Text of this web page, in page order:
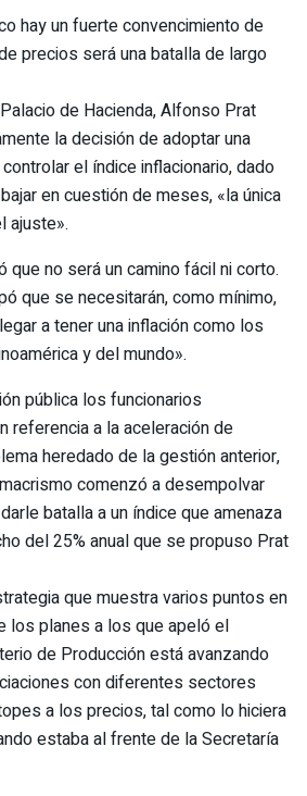
hay un fuerte convencimiento de
precios será una batalla de largo
de Hacienda, Alfonso Prat
la decisión de adoptar una
el índice inflacionario, dado
en cuestión de meses, «la única
ajuste».
que no será un camino fácil ni corto.
que se necesitarán, como mínimo,
a tener una inflación como los
y del mundo».
pública los funcionarios
referencia a la aceleración de
heredado de la gestión anterior,
comenzó a desempolvar
batalla a un índice que amenaza
del 25% anual que se propuso Prat
que muestra varios puntos en
los planes a los que apeló el
de Producción está avanzando
con diferentes sectores
a los precios, tal como lo hiciera
estaba al frente de la Secretaría